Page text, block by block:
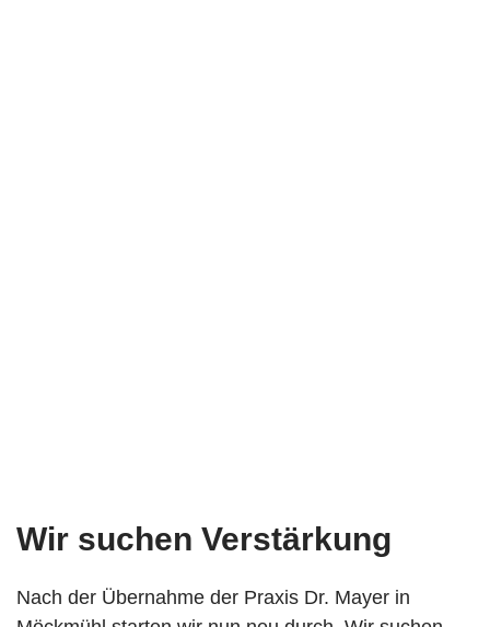
Wir suchen Verstärkung
Nach der Übernahme der Praxis Dr. Mayer in